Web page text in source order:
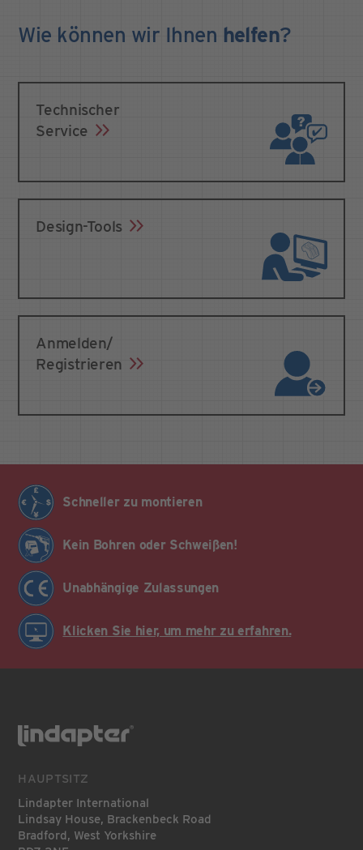
Wie können wir Ihnen helfen?
Technischer
Service
Design-Tools
Anmelden/
Registrieren
Schneller zu montieren
Kein Bohren oder Schweißen!
Unabhängige Zulassungen
Klicken Sie hier, um mehr zu erfahren.
HAUPTSITZ
Lindapter International
Lindsay House, Brackenbeck Road
Bradford, West Yorkshire